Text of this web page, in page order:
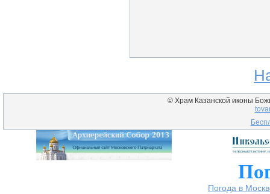
© Храм Казанской иконы
Погода в